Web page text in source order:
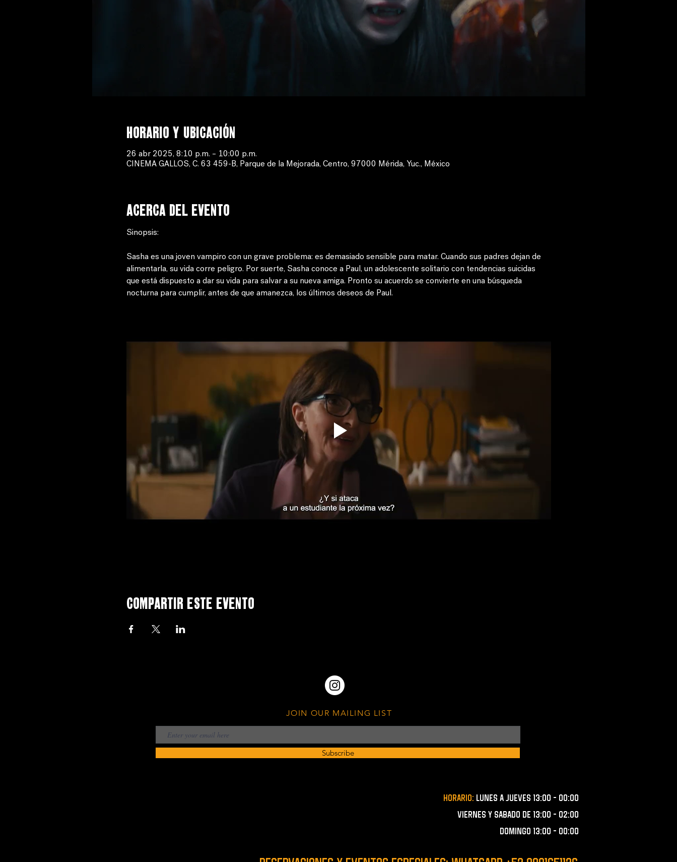
Horario y ubicación
26 abr 2025, 8:10 p.m. – 10:00 p.m.
CINEMA GALLOS, C. 63 459-B, Parque de la Mejorada, Centro, 97000 Mérida, Yuc., México
Acerca del evento
Sinopsis:
Sasha es una joven vampiro con un grave problema: es demasiado sensible para matar. Cuando sus padres dejan de
alimentarla, su vida corre peligro. Por suerte, Sasha conoce a Paul, un adolescente solitario con tendencias suicidas
que está dispuesto a dar su vida para salvar a su nueva amiga. Pronto su acuerdo se convierte en una búsqueda
nocturna para cumplir, antes de que amanezca, los últimos deseos de Paul.
Compartir este evento
JOIN OUR MAILING LIST
Subscribe
Horario: lunes a JUEVES 13:00 - 00:00
VIERNES Y SABADO de 13:00 - 02:00
domingo 13:00 - 00:00